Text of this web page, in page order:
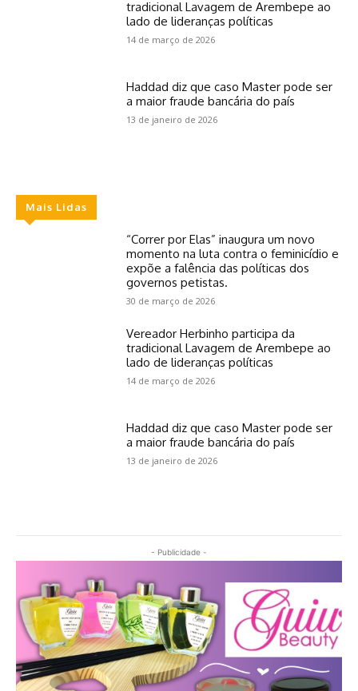
tradicional Lavagem de Arembepe ao
lado de lideranças políticas
14 de março de 2026
Haddad diz que caso Master pode ser
a maior fraude bancária do país
13 de janeiro de 2026
Mais Lidas
“Correr por Elas” inaugura um novo
momento na luta contra o feminicídio e
expõe a falência das políticas dos
governos petistas.
30 de março de 2026
Vereador Herbinho participa da
tradicional Lavagem de Arembepe ao
lado de lideranças políticas
14 de março de 2026
Haddad diz que caso Master pode ser
a maior fraude bancária do país
13 de janeiro de 2026
- Publicidade -